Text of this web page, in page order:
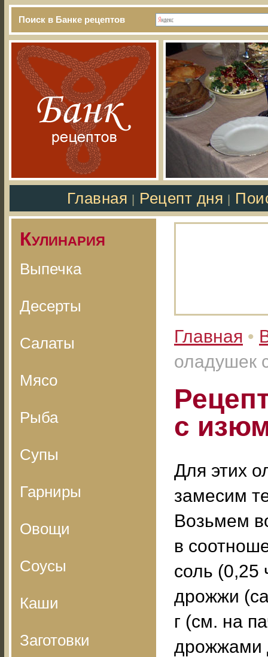
Поиск в Банке рецептов
Главная Рецепт дня
Кулинария
Выпечка
Десерты
Салаты
Мясо
Рыба
Супы
Гарниры
Овощи
Соусы
Каши
Заготовки
Главная •
оладушек
с
Для этих
замесим
Возьмем
в
соль (0,25
дрожжи
г (см. на
дрожжами